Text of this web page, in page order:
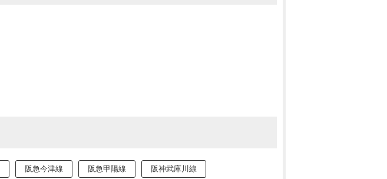
阪急今津線 阪急甲陽線 阪神武庫川線